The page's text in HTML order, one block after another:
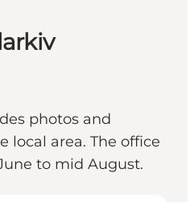
photos and
local area. The office
to mid August.